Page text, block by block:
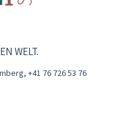
WELT.
, +41 76 726 53 76